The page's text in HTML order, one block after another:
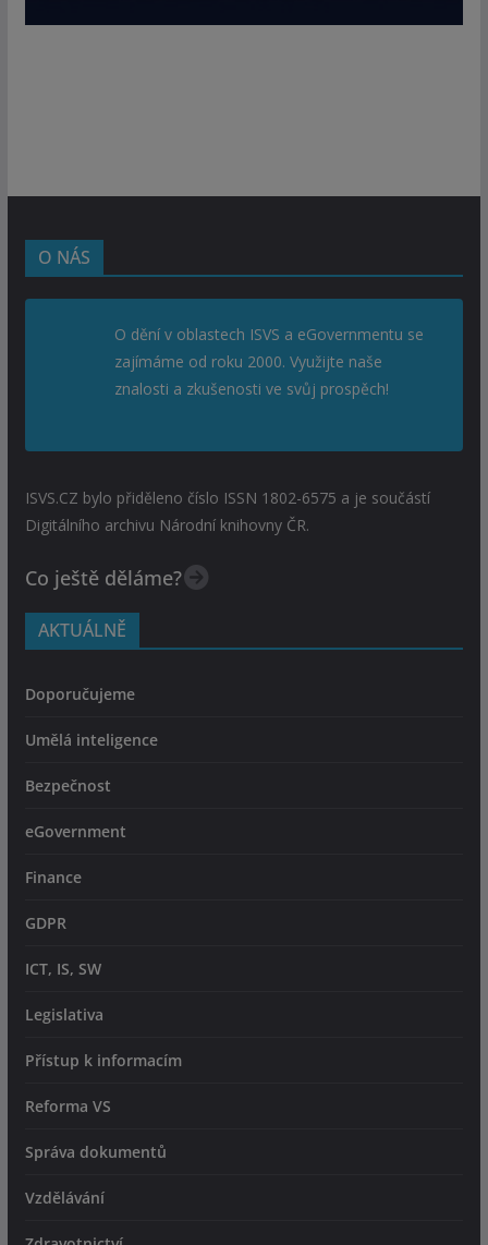
O NÁS
O dění v oblastech ISVS a eGovernmentu se
zajímáme od roku 2000. Využijte naše
znalosti a zkušenosti ve svůj prospěch!
ISVS.CZ bylo přiděleno číslo ISSN 1802-6575 a je součástí
Digitálního archivu Národní knihovny ČR.
Co ještě děláme?
AKTUÁLNĚ
Doporučujeme
Umělá inteligence
Bezpečnost
eGovernment
Finance
GDPR
ICT, IS, SW
Legislativa
Přístup k informacím
Reforma VS
Správa dokumentů
Vzdělávání